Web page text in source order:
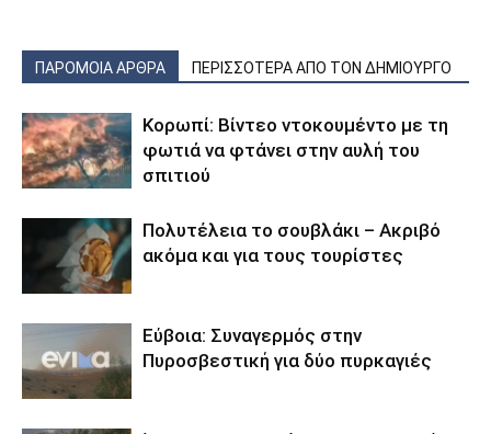
ΠΑΡΟΜΟΙΑ ΑΡΘΡΑ ΠΕΡΙΣΣΟΤΕΡΑ ΑΠΟ ΤΟΝ ΔΗΜΙΟΥΡΓΟ
Κορωπί: Βίντεο ντοκουμέντο με τη
φωτιά να φτάνει στην αυλή του
σπιτιού
Πολυτέλεια το σουβλάκι – Ακριβό
ακόμα και για τους τουρίστες
Εύβοια: Συναγερμός στην
Πυροσβεστική για δύο πυρκαγιές